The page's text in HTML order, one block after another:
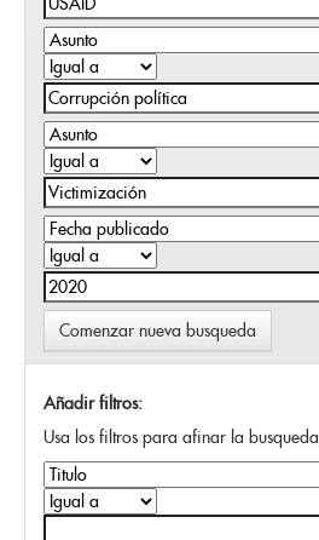
Comenzar nueva busqueda
Añadir filtros:
Usa los filtros para afinar la busqueda.